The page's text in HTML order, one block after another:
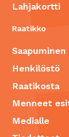
Lahjakortti
Raatikko
Saapuminen
Henkilöstö
Raatikosta
Menneet
Medialle